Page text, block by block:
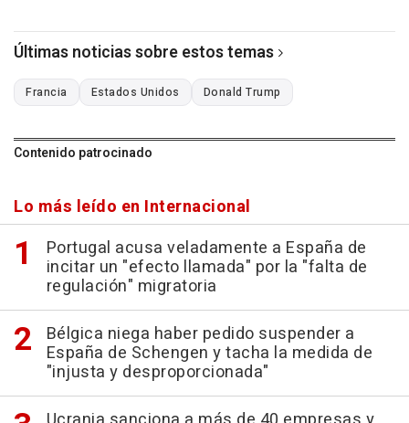
Últimas noticias sobre estos temas
Francia Estados Unidos Donald Trump
Contenido patrocinado
Lo más leído en Internacional
Portugal acusa veladamente a España de
incitar un "efecto llamada" por la "falta de
regulación" migratoria
Bélgica niega haber pedido suspender a
España de Schengen y tacha la medida de
"injusta y desproporcionada"